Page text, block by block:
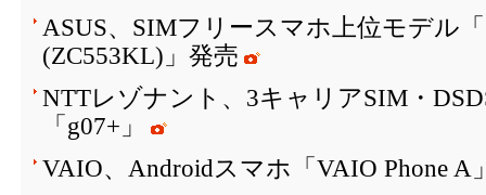
ASUS、SIMフリースマホ上位モデル「
(ZC553KL)」発売
NTTレゾナント、3キャリアSIM・
「g07+」
VAIO、Androidスマホ「VAIO Phone A